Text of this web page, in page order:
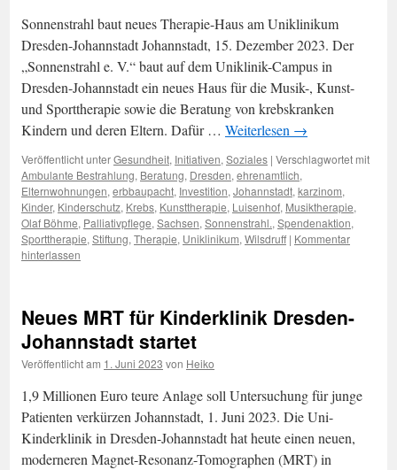
Sonnenstrahl baut neues Therapie-Haus am Uniklinikum
Dresden-Johannstadt Johannstadt, 15. Dezember 2023. Der
„Sonnenstrahl e. V.“ baut auf dem Uniklinik-Campus in
Dresden-Johannstadt ein neues Haus für die Musik-, Kunst-
und Sporttherapie sowie die Beratung von krebskranken
Kindern und deren Eltern. Dafür … Weiterlesen →
Veröffentlicht unterGesundheit, Initiativen, Soziales | Verschlagwortet mit
Ambulante Bestrahlung, Beratung, Dresden, ehrenamtlich,
Elternwohnungen, erbbaupacht, Investition, Johannstadt, karzinom,
Kinder, Kinderschutz, Krebs, Kunsttherapie, Luisenhof, Musiktherapie,
Olaf Böhme, Palliativpflege, Sachsen, Sonnenstrahl., Spendenaktion,
Sporttherapie, Stiftung, Therapie, Uniklinikum, Wilsdruff | Kommentar
hinterlassen
Neues MRT für Kinderklinik Dresden-
Johannstadt startet
Veröffentlicht am 1. Juni 2023 von Heiko
1,9 Millionen Euro teure Anlage soll Untersuchung für junge
Patienten verkürzen Johannstadt, 1. Juni 2023. Die Uni-
Kinderklinik in Dresden-Johannstadt hat heute einen neuen,
moderneren Magnet-Resonanz-Tomographen (MRT) in